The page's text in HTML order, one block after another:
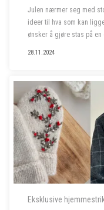
Julen nærmer seg med
ideer til hva som kan
ønsker å gjøre stas på
28.11.2024
Eksklusive